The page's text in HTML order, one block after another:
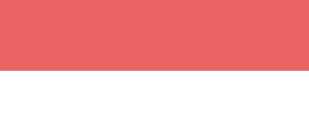
あり)
花キューピット×専門家
CO2排出量削減 / SDGsを考える